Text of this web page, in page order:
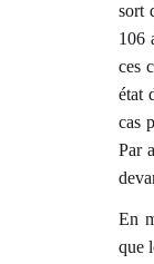
sort
106
ces
état
cas
Par
En
que